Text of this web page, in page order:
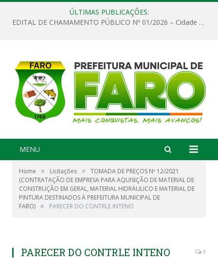
ÚLTIMAS PUBLICAÇÕES:
EDITAL DE CHAMAMENTO PÚBLICO Nº 01/2026 – Cidade de Faro
MENU
Home » Licitações »
TOMADA DE PREÇOS Nº 12/2021
(CONTRATAÇÃO DE EMPRESA PARA AQUISIÇÃO DE MATERIAL DE
CONSTRUÇÃO EM GERAL, MATERIAL HIDRÁULICO E MATERIAL DE
PINTURA DESTINADOS À PREFEITURA MUNICIPAL DE
FARO) » PARECER DO CONTRLE INTENO
PARECER DO CONTRLE INTENO 0